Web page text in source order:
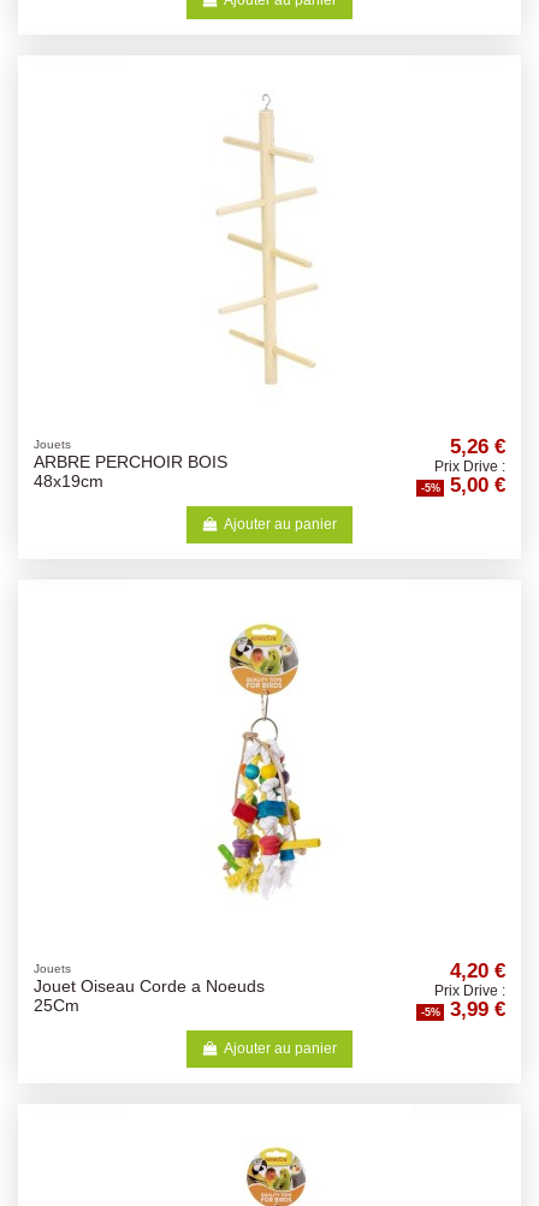
Jouets
ARBRE PERCHOIR BOIS
48x19cm
5,26 €
Prix Drive :
-5% 5,00 €
Ajouter au panier
Jouets
Jouet Oiseau Corde a Noeuds
25Cm
4,20 €
Prix Drive :
-5% 3,99 €
Ajouter au panier